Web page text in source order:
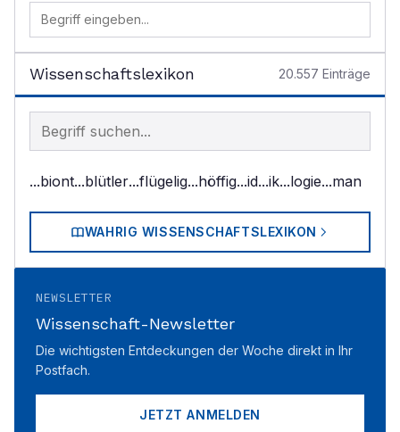
Wissenschaftslexikon 20.557 Einträge
Begriff im Lexikon suchen
...biont...blütler...flügelig...höffig...id...ik...logie...man
WAHRIG WISSENSCHAFTSLEXIKON
NEWSLETTER
Wissenschaft-Newsletter
Die wichtigsten Entdeckungen der Woche direkt in Ihr
Postfach.
JETZT ANMELDEN